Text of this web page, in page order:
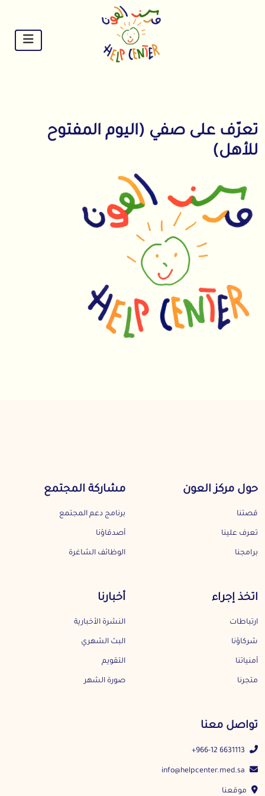
تعرّف على صفي (اليوم المفتوح
للأهل)
حول مركز العون
قصتنا
تعرف علينا
برامجنا
مشاركة المجتمع
برنامج دعم المجتمع
أصدقاؤنا
الوظائف الشاغرة
اتخذ إجراء
ارتباطات
شركاؤنا
أمنياتنا
متجرنا
أخبارنا
النشرة الأخبارية
البث الشهري
التقويم
صورة الشهر
تواصل معنا
+966-12 6631113
موقعنا